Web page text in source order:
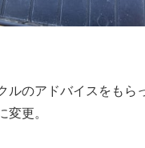
ルのアドバイスをもら
更。